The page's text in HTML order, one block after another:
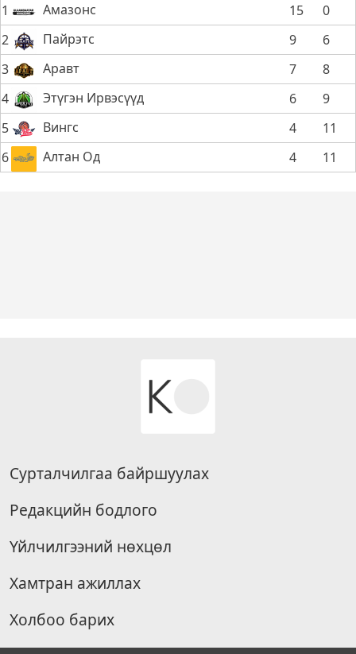
1
Амазонс 15
0
2
Пайрэтс 9
6
3
Аравт 7
8
4
Этүгэн Ирвэсүүд 6
9
5
Вингс 4
11
6
Алтан Од 4 11
Сурталчилгаа байршуулах
Редакцийн бодлого
Үйлчилгээний нөхцөл
Хамтран ажиллах
Холбоо барих